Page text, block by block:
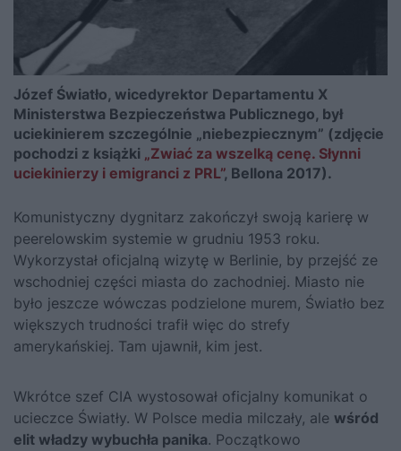
Józef Światło, wicedyrektor Departamentu X
Ministerstwa Bezpieczeństwa Publicznego, był
uciekinierem szczególnie „niebezpiecznym” (zdjęcie
pochodzi z książki „Zwiać za wszelką cenę. Słynni
uciekinierzy i emigranci z PRL”, Bellona 2017).
Komunistyczny dygnitarz zakończył swoją karierę w
peerelowskim systemie w grudniu 1953 roku.
Wykorzystał oficjalną wizytę w Berlinie, by przejść ze
wschodniej części miasta do zachodniej. Miasto nie
było jeszcze wówczas podzielone murem, Światło bez
większych trudności trafił więc do strefy
amerykańskiej. Tam ujawnił, kim jest.
Wkrótce szef CIA wystosował oficjalny komunikat o
ucieczce Światły. W Polsce media milczały, ale wśród
elit władzy wybuchła panika. Początkowo